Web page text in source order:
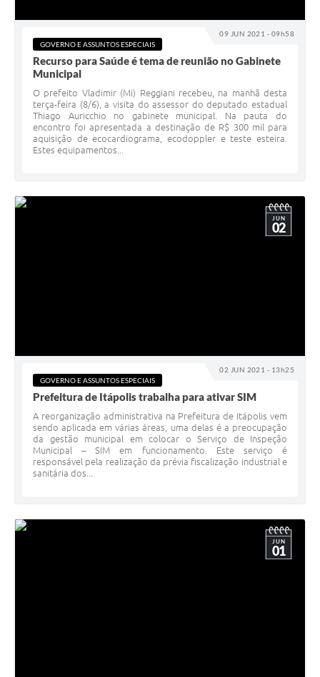
09 JUN 2021 - 09h58
GOVERNO E ASSUNTOS ESPECIAIS
Recurso para Saúde é tema de reunião no Gabinete
Municipal
O prefeito Vladimir (Mi) Reggiani recebeu, na manhã desta
terça-feira (8/6), a visita do assessor do deputado estadual
Thiago Auricchio no gabinete municipal. Na pauta do
encontro foi apresentada a destinação de R$ 300 mil para
aquisição de ecocardiograma, ecodoppler e teste esteira.
Estes equipamentos...
02 JUN 2021 - 13h25
JUN
02
GOVERNO E ASSUNTOS ESPECIAIS
Prefeitura de Itápolis trabalha para ativar SIM
A reorganização administrativa na Prefeitura de Itápolis vem
sendo aplicada em várias áreas, uma delas é a preocupação
da gestão municipal em colocar o Serviço de Inspeção
Municipal – SIM em funcionamento. Este serviço é
responsável pela realização da prévia fiscalização industrial e
sanitária dos...
JUN
01